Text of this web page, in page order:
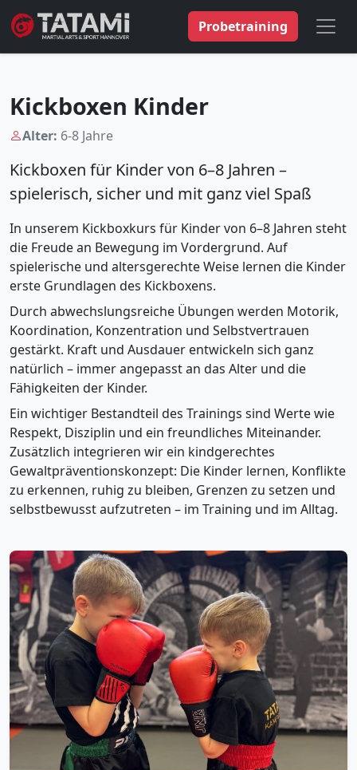
Probetraining
Kickboxen Kinder
Alter: 6-8 Jahre
Kickboxen für Kinder von 6–8 Jahren –
spielerisch, sicher und mit ganz viel Spaß
In unserem Kickboxkurs für Kinder von 6–8 Jahren steht
die Freude an Bewegung im Vordergrund. Auf
spielerische und altersgerechte Weise lernen die Kinder
erste Grundlagen des Kickboxens.
Durch abwechslungsreiche Übungen werden Motorik,
Koordination, Konzentration und Selbstvertrauen
gestärkt. Kraft und Ausdauer entwickeln sich ganz
natürlich – immer angepasst an das Alter und die
Fähigkeiten der Kinder.
Ein wichtiger Bestandteil des Trainings sind Werte wie
Respekt, Disziplin und ein freundliches Miteinander.
Zusätzlich integrieren wir ein kindgerechtes
Gewaltpräventionskonzept: Die Kinder lernen, Konflikte
zu erkennen, ruhig zu bleiben, Grenzen zu setzen und
selbstbewusst aufzutreten – im Training und im Alltag.